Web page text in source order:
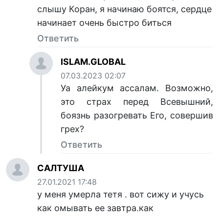
слышу Коран, я начинаю боятся, сердце
начинает очень быстро биться
Ответить
ISLAM.GLOBAL
07.03.2023 02:07
Уа алейкум ассалам. Возможно,
это страх перед Всевышний,
боязнь разогревать Его, совершив
грех?
Ответить
CАЛТУША
27.01.2021 17:48
у меня умерла тетя . вот сижу и учусь
как омывать ее завтра.как